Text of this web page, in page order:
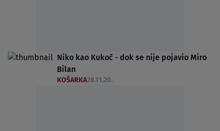
Niko kao Kukoč - dok se nije pojavio Miro
Bilan
KOŠARKA28.11.20.